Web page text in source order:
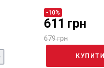
-10%
611 грн
679 грн
КУПИТИ